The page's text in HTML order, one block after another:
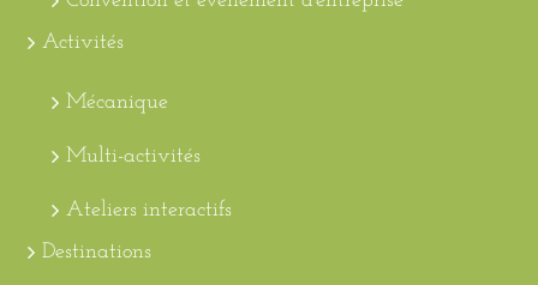
Activités
Mécanique
Multi-activités
Ateliers interactifs
Destinations